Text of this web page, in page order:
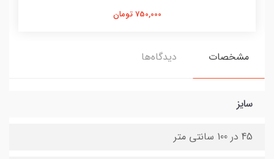
750,000 تومان
مشخصات دیدگاه‌ها
سایز
45 در 100 سانتی متر